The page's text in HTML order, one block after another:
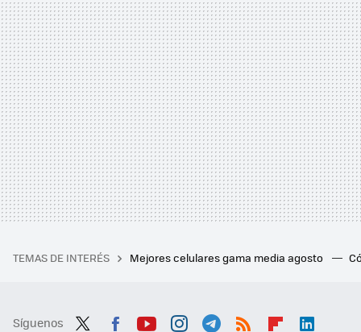
TEMAS DE INTERÉS Mejores celulares gama media agosto
Síguenos